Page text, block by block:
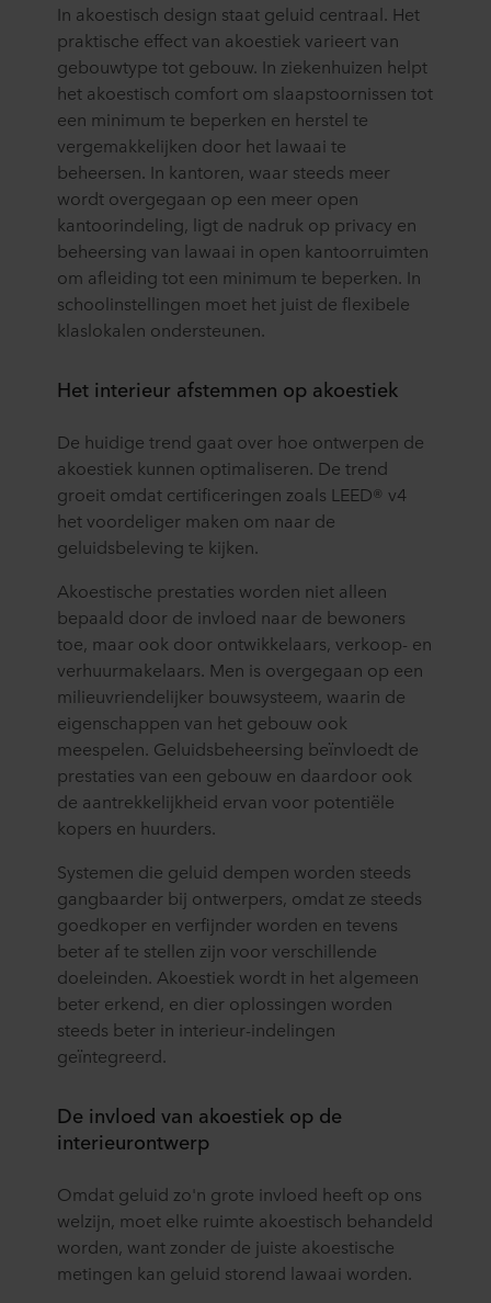
In akoestisch design staat geluid centraal. Het
praktische effect van akoestiek varieert van
gebouwtype tot gebouw. In ziekenhuizen helpt
het akoestisch comfort om slaapstoornissen tot
een minimum te beperken en herstel te
vergemakkelijken door het lawaai te
beheersen. In kantoren, waar steeds meer
wordt overgegaan op een meer open
kantoorindeling, ligt de nadruk op privacy en
beheersing van lawaai in open kantoorruimten
om afleiding tot een minimum te beperken. In
schoolinstellingen moet het juist de flexibele
klaslokalen ondersteunen.
Het interieur afstemmen op akoestiek
De huidige trend gaat over hoe ontwerpen de
akoestiek kunnen optimaliseren. De trend
groeit omdat certificeringen zoals LEED® v4
het voordeliger maken om naar de
geluidsbeleving te kijken.
Akoestische prestaties worden niet alleen
bepaald door de invloed naar de bewoners
toe, maar ook door ontwikkelaars, verkoop- en
verhuurmakelaars. Men is overgegaan op een
milieuvriendelijker bouwsysteem, waarin de
eigenschappen van het gebouw ook
meespelen. Geluidsbeheersing beïnvloedt de
prestaties van een gebouw en daardoor ook
de aantrekkelijkheid ervan voor potentiële
kopers en huurders.
Systemen die geluid dempen worden steeds
gangbaarder bij ontwerpers, omdat ze steeds
goedkoper en verfijnder worden en tevens
beter af te stellen zijn voor verschillende
doeleinden. Akoestiek wordt in het algemeen
beter erkend, en dier oplossingen worden
steeds beter in interieur-indelingen
geïntegreerd.
De invloed van akoestiek op de
interieurontwerp
Omdat geluid zo'n grote invloed heeft op ons
welzijn, moet elke ruimte akoestisch behandeld
worden, want zonder de juiste akoestische
metingen kan geluid storend lawaai worden.